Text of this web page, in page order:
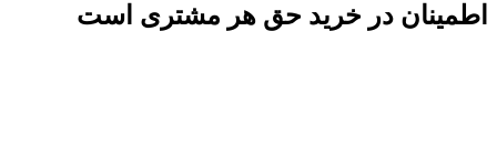
اطمینان در خرید حق هر مشتری است